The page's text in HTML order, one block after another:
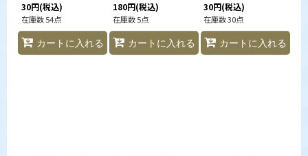
30円(税込)
在庫数 54点
カートに入れる
180円(税込)
在庫数 5点
カートに入れる
30円(税込)
在庫数 30点
カートに入れる